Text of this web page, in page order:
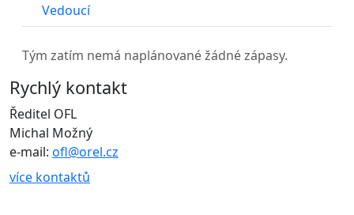
Vedoucí
Tým zatím nemá naplánované žádné zápasy.
Rychlý kontakt
Ředitel OFL
Michal Možný
e-mail: ofl@orel.cz
více kontaktů